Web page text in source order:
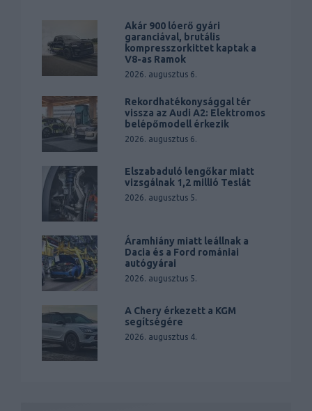
Akár 900 lóerő gyári
garanciával, brutális
kompresszorkittet kaptak a
V8-as Ramok
2026. augusztus 6.
Rekordhatékonysággal tér
vissza az Audi A2: Elektromos
belépőmodell érkezik
2026. augusztus 6.
Elszabaduló lengőkar miatt
vizsgálnak 1,2 millió Teslát
2026. augusztus 5.
Áramhiány miatt leállnak a
Dacia és a Ford romániai
autógyárai
2026. augusztus 5.
A Chery érkezett a KGM
segítségére
2026. augusztus 4.